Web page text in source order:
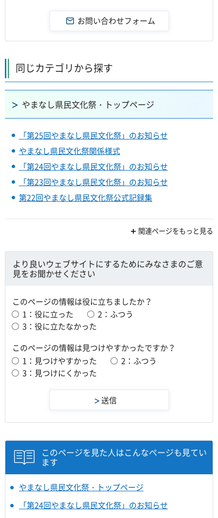
同じカテゴリから探す
やまなし県民文化祭・トップページ
「第25回やまなし県民文化祭」のお知らせ
やまなし県民文化祭関係様式
「第24回やまなし県民文化祭」のお知らせ
「第23回やまなし県民文化祭」のお知らせ
第22回やまなし県民文化祭公式記録集
関連ページをもっと見る
より良いウェブサイトにするためにみなさまのご意
見をお聞かせください
このページの情報は役に立ちましたか？
1：役に立った
2：ふつう
3：役に立たなかった
このページの情報は見つけやすかったですか？
1：見つけやすかった
2：ふつう
3：見つけにくかった
このページを見た人はこんなページも見てい
ます
やまなし県民文化祭・トップページ
「第24回やまなし県民文化祭」のお知らせ